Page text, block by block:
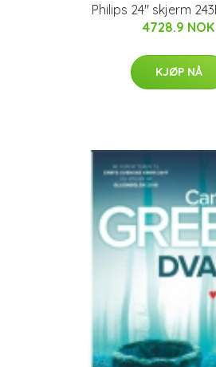
Philips 24" skjerm
4728.9 NOK
KJØP NÅ